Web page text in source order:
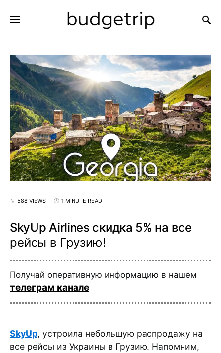
588 VIEWS 1 MINUTE READ
SkyUp Airlines скидка 5% на все
рейсы в Грузию!
Получай оперативную информацию в нашем
телеграм канале
SkyUp, устроила небольшую распродажу на
все рейсы из Украины в Грузию. Напомним,